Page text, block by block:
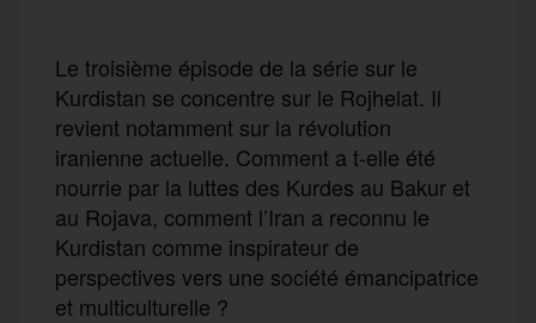
Le troisième épisode de la série sur le
Kurdistan se concentre sur le Rojhelat. Il
revient notamment sur la révolution
iranienne actuelle. Comment a t-elle été
nourrie par la luttes des Kurdes au Bakur et
au Rojava, comment l’Iran a reconnu le
Kurdistan comme inspirateur de
perspectives vers une société émancipatrice
et multiculturelle ?